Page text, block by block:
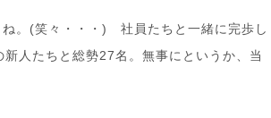
。 (笑々・・・ )
社員たちと一緒に完歩し
新人たちと総勢27名。無事にというか、当